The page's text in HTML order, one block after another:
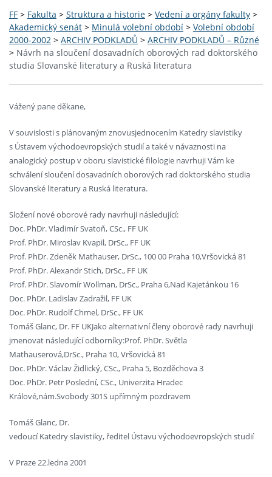
FF > Fakulta > Struktura a historie > Vedení a orgány fakulty >
Akademický senát > Minulá volební období > Volební období
2000-2002 > ARCHIV PODKLADŮ > ARCHIV PODKLADŮ – Různé
> Návrh na sloučení dosavadních oborových rad doktorského
studia Slovanské literatury a Ruská literatura
Vážený pane děkane,
V souvislosti s plánovaným znovusjednocením Katedry slavistiky
s Ústavem východoevropských studií a také v návaznosti na
analogický postup v oboru slavistické filologie navrhuji Vám ke
schválení sloučení dosavadních oborových rad doktorského studia
Slovanské literatury a Ruská literatura.
Složení nové oborové rady navrhuji následující:
Doc. PhDr. Vladimír Svatoň, CSc., FF UK
Prof. PhDr. Miroslav Kvapil, DrSc., FF UK
Prof. PhDr. Zdeněk Mathauser, DrSc., 100 00 Praha 10,Vršovická 81
Prof. PhDr. Alexandr Stich, DrSc., FF UK
Prof. PhDr. Slavomír Wollman, DrSc., Praha 6,Nad Kajetánkou 16
Doc. PhDr. Ladislav Zadražil, FF UK
Doc. PhDr. Rudolf Chmel, DrSc., FF UK
Tomáš Glanc, Dr. FF UKJako alternativní členy oborové rady navrhuji
jmenovat následující odborníky:Prof. PhDr. Světla
Mathauserová,DrSc., Praha 10, Vršovická 81
Doc. PhDr. Václav Židlický, CSc., Praha 5, Bozděchova 3
Doc. PhDr. Petr Poslední, CSc., Univerzita Hradec
Králové,nám.Svobody 301S upřímným pozdravem
Tomáš Glanc, Dr.
vedoucí Katedry slavistiky, ředitel Ústavu východoevropských studií
V Praze 22.ledna 2001